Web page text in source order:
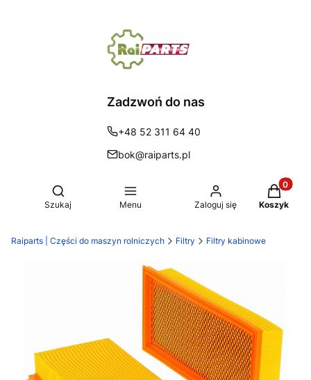
Zadzwoń do nas
+48 52 311 64 40
bok@raiparts.pl
Otwórz wyszukiwarkę
Szukaj Menu Zaloguj się Koszyk
Raiparts | Części do maszyn rolniczych Filtry Filtry kabinowe